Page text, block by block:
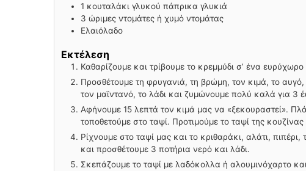
1 κουταλάκι γλυκού πάπρικα γλυκιά
3 ώριμες ντομάτες ή χυμό ντομάτας
Ελαιόλαδο
Εκτέλεση
Καθαρίζουμε και τρίβουμε το κρεμμύδι σ’ ένα
Προσθέτουμε τη φρυγανιά, τη βρώμη, τον κιμά, το αυγό,
τον μαϊντανό, το λάδι και ζυμώνουμε πολύ καλά για 3
Αφήνουμε 15 λεπτά τον κιμά μας να «ξεκουραστεί».
τοποθετούμε στο ταψί. Προτιμούμε το ταψί της
Ρίχνουμε στο ταψί μας και το κριθαράκι, αλάτι,
και προσθέτουμε 3 ποτήρια νερό και λάδι.
Σκεπάζουμε το ταψί με λαδόκολλα ή αλουμινόχαρτο